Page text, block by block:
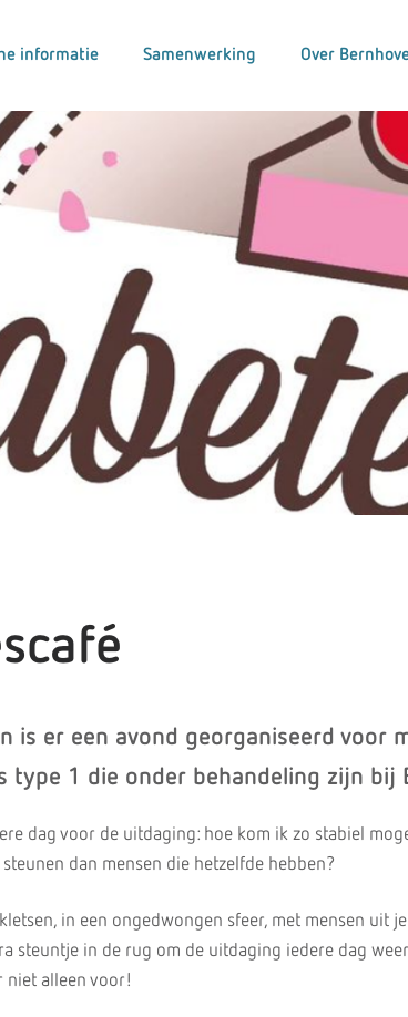
informatie Samenwerking Over
is er een avond georganiseerd voor
type 1 die onder behandeling zijn bij
dag voor de uitdaging: hoe kom ik zo stabiel
dan mensen die hetzelfde hebben?
in een ongedwongen sfeer, met mensen uit
steuntje in de rug om de uitdaging iedere dag
niet alleen voor!